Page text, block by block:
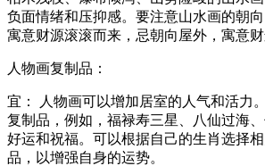
负面情绪和压抑感。要注意山水画的朝
寓意财源滚滚而来，忌朝向屋外，寓意财
人物画复制品：
宜： 人物画可以增加居室的人气和活力
复制品，例如，福禄寿三星、八仙过海
好运和祝福。可以根据自己的生肖选择
品，以增强自身的运势。